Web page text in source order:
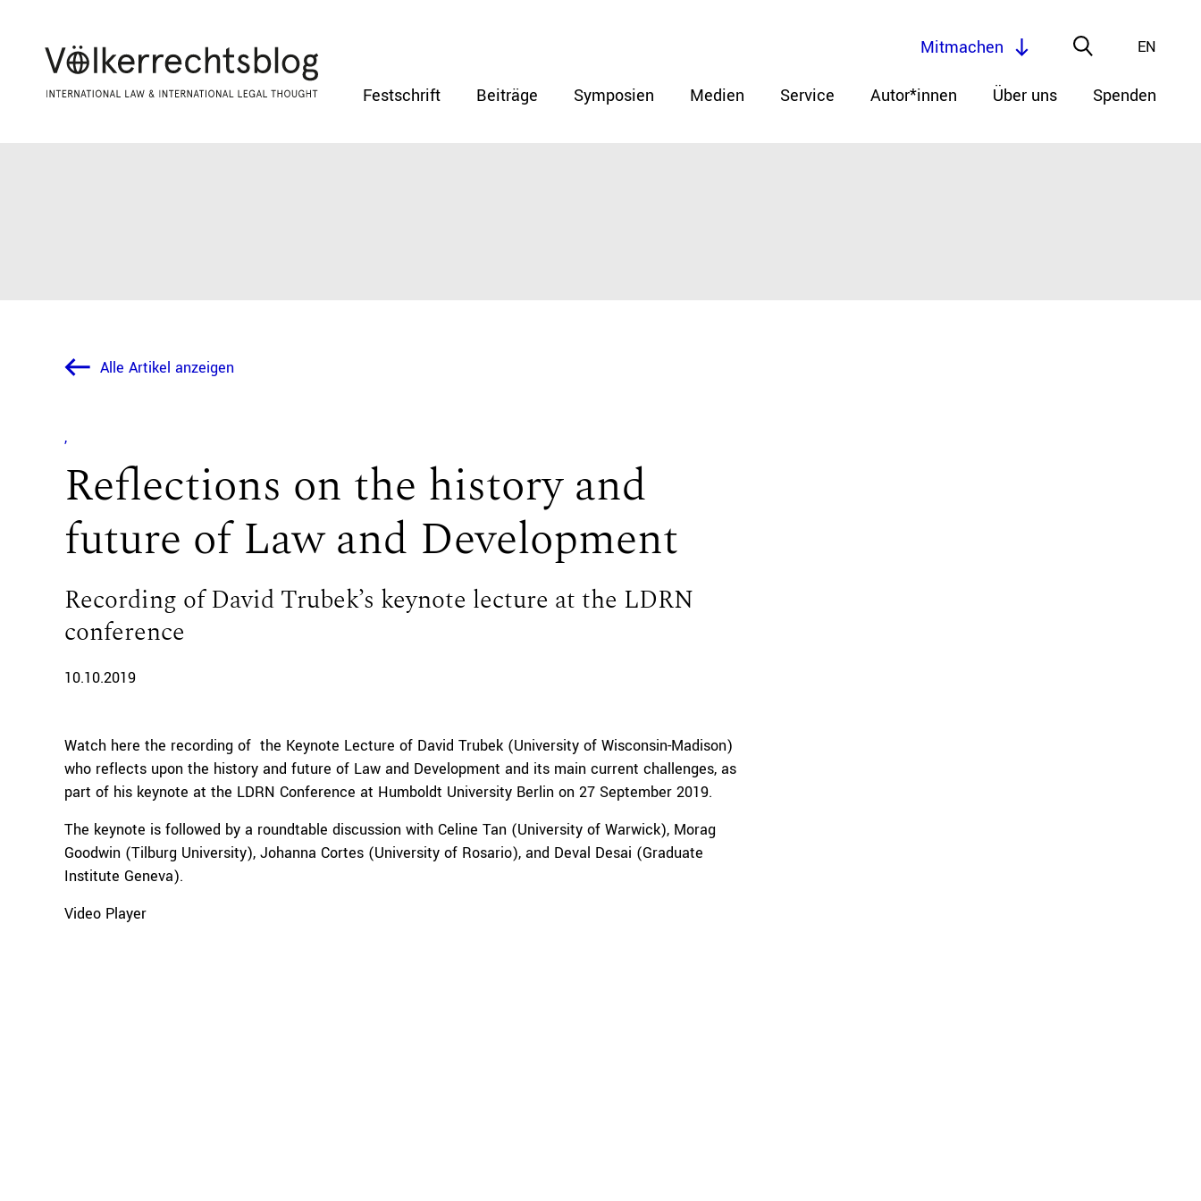
Festschrift Beiträge Symposien Medien Service Autor*innen Über uns Spenden
EN
Mitmachen
Alle Artikel anzeigen
Reflections on the history and
future of Law and Development
Recording of David Trubek’s keynote lecture at the LDRN
conference
10.10.2019
Watch here the recording of the Keynote Lecture of David Trubek (University of Wisconsin-Madison)
who reflects upon the history and future of Law and Development and its main current challenges, as
part of his keynote at the LDRN Conference at Humboldt University Berlin on 27 September 2019.
The keynote is followed by a roundtable discussion with Celine Tan (University of Warwick), Morag
Goodwin (Tilburg University), Johanna Cortes (University of Rosario), and Deval Desai (Graduate
Institute Geneva).
Video Player